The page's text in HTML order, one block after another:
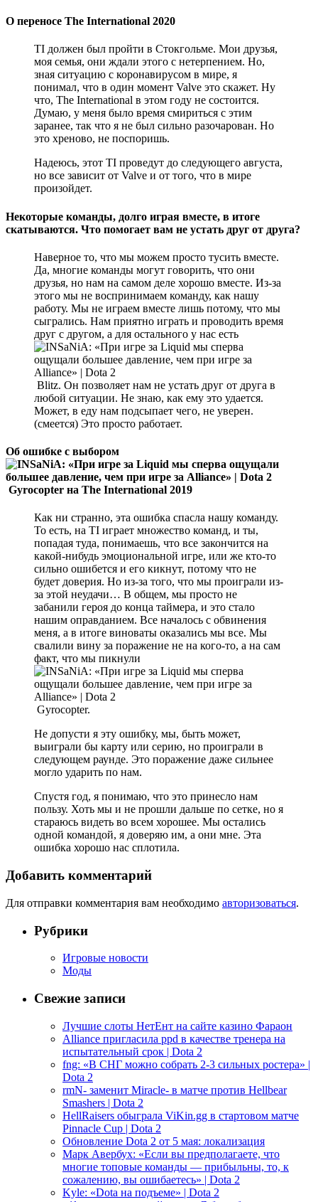
О переносе The International 2020
TI должен был пройти в Стокгольме. Мои друзья,
моя семья, они ждали этого с нетерпением. Но,
зная ситуацию с коронавирусом в мире, я
понимал, что в один момент Valve это скажет. Ну
что, The International в этом году не состоится.
Думаю, у меня было время смириться с этим
заранее, так что я не был сильно разочарован. Но
это хреново, не поспоришь.
Надеюсь, этот TI проведут до следующего августа,
но все зависит от Valve и от того, что в мире
произойдет.
Некоторые команды, долго играя вместе, в итоге
скатываются. Что помогает вам не устать друг от друга?
Наверное то, что мы можем просто тусить вместе.
Да, многие команды могут говорить, что они
друзья, но нам на самом деле хорошо вместе. Из-за
этого мы не воспринимаем команду, как нашу
работу. Мы не играем вместе лишь потому, что мы
сыгрались. Нам приятно играть и проводить время
друг с другом, а для остального у нас есть
Blitz. Он позволяет нам не устать друг от друга в
любой ситуации. Не знаю, как ему это удается.
Может, в еду нам подсыпает чего, не уверен.
(смеется) Это просто работает.
Об ошибке с выбором
Gyrocopter на The International 2019
Как ни странно, эта ошибка спасла нашу команду.
То есть, на TI играет множество команд, и ты,
попадая туда, понимаешь, что все закончится на
какой-нибудь эмоциональной игре, или же кто-то
сильно ошибется и его кикнут, потому что не
будет доверия. Но из-за того, что мы проиграли из-
за этой неудачи… В общем, мы просто не
забанили героя до конца таймера, и это стало
нашим оправданием. Все началось с обвинения
меня, а в итоге виноваты оказались мы все. Мы
свалили вину за поражение не на кого-то, а на сам
факт, что мы пикнули
Gyrocopter.
Не допусти я эту ошибку, мы, быть может,
выиграли бы карту или серию, но проиграли в
следующем раунде. Это поражение даже сильнее
могло ударить по нам.
Спустя год, я понимаю, что это принесло нам
пользу. Хоть мы и не прошли дальше по сетке, но я
стараюсь видеть во всем хорошее. Мы остались
одной командой, я доверяю им, а они мне. Эта
ошибка хорошо нас сплотила.
Добавить комментарий
Для отправки комментария вам необходимо авторизоваться.
Рубрики
Игровые новости
Моды
Свежие записи
Лучшие слоты НетЕнт на сайте казино Фараон
Alliance пригласила ppd в качестве тренера на
испытательный срок | Dota 2
fng: «В СНГ можно собрать 2-3 сильных ростера» |
Dota 2
rmN- заменит Miracle- в матче против Hellbear
Smashers | Dota 2
HellRaisers обыграла ViKin.gg в стартовом матче
Pinnacle Cup | Dota 2
Обновление Dota 2 от 5 мая: локализация
Марк Авербух: «Если вы предполагаете, что
многие топовые команды — прибыльны, то, к
сожалению, вы ошибаетесь» | Dota 2
Kyle: «Dota на подъеме» | Dota 2